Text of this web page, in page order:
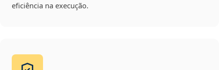
eficiência na execução.